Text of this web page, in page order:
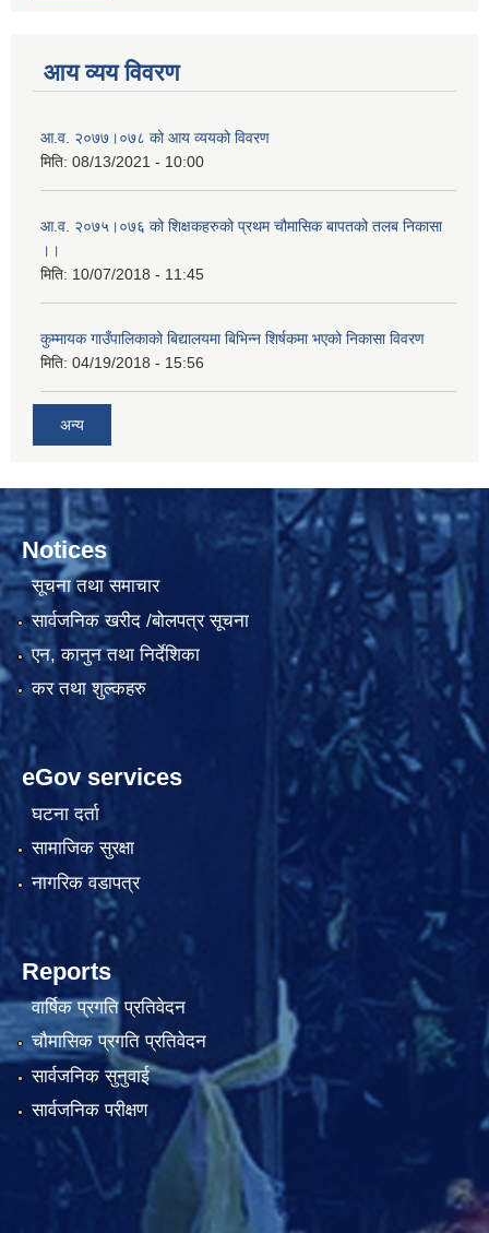
आय व्यय विवरण
आ.व. २०७७।०७८ को आय व्ययको विवरण
मिति: 08/13/2021 - 10:00
आ.व. २०७५।०७६ को शिक्षकहरुको प्रथम चौमासिक बापतको तलब निकासा
।।
मिति: 10/07/2018 - 11:45
कुम्मायक गाउँपालिकाको बिद्यालयमा बिभिन्न शिर्षकमा भएको निकासा विवरण
मिति: 04/19/2018 - 15:56
अन्य
Notices
सूचना तथा समाचार
सार्वजनिक खरीद /बोलपत्र सूचना
एन, कानुन तथा निर्देशिका
कर तथा शुल्कहरु
eGov services
घटना दर्ता
सामाजिक सुरक्षा
नागरिक वडापत्र
Reports
वार्षिक प्रगति प्रतिवेदन
चौमासिक प्रगति प्रतिवेदन
सार्वजनिक सुनुवाई
सार्वजनिक परीक्षण